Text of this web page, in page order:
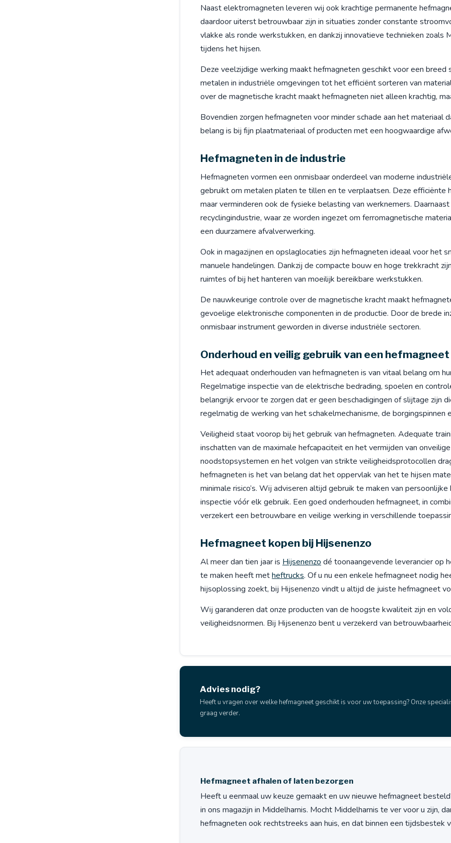
Naast elektromagneten leveren wij ook krachtige permanente
daardoor uiterst betrouwbaar zijn in situaties zonder constante
vlakke als ronde werkstukken, en dankzij innovatieve technieken
tijdens het hijsen.
Deze veelzijdige werking maakt hefmagneten geschikt voor een breed
metalen in industriële omgevingen tot het efficiënt sorteren van
over de magnetische kracht maakt hefmagneten niet alleen krachtig,
Bovendien zorgen hefmagneten voor minder schade aan het materiaal
belang is bij fijn plaatmateriaal of producten met een hoogwaardige
Hefmagneten in de industrie
Hefmagneten vormen een onmisbaar onderdeel van moderne
gebruikt om metalen platen te tillen en te verplaatsen. Deze
maar verminderen ook de fysieke belasting van werknemers.
recyclingindustrie, waar ze worden ingezet om ferromagnetische
een duurzamere afvalverwerking.
Ook in magazijnen en opslaglocaties zijn hefmagneten ideaal voor het
manuele handelingen. Dankzij de compacte bouw en hoge trekkracht
ruimtes of bij het hanteren van moeilijk bereikbare werkstukken.
De nauwkeurige controle over de magnetische kracht maakt
gevoelige elektronische componenten in de productie. Door de brede
onmisbaar instrument geworden in diverse industriële sectoren.
Onderhoud en veilig gebruik van een hefmagneet
Het adequaat onderhouden van hefmagneten is van vitaal belang om
Regelmatige inspectie van de elektrische bedrading, spoelen en
belangrijk ervoor te zorgen dat er geen beschadigingen of slijtage zijn
regelmatig de werking van het schakelmechanisme, de borgingspinnen
Veiligheid staat voorop bij het gebruik van hefmagneten. Adequate
inschatten van de maximale hefcapaciteit en het vermijden van
noodstopsystemen en het volgen van strikte veiligheidsprotocollen
hefmagneten is het van belang dat het oppervlak van het te hijsen
minimale risico’s. Wij adviseren altijd gebruik te maken van
inspectie vóór elk gebruik. Een goed onderhouden hefmagneet, in
verzekert een betrouwbare en veilige werking in verschillende
Hefmagneet kopen bij Hijsenenzo
Al meer dan tien jaar is Hijsenenzo dé toonaangevende leverancier op
te maken heeft metheftrucks. Of u nu een enkele hefmagneet nodig
hijsoplossing zoekt, bij Hijsenenzo vindt u altijd de juiste hefmagneet
Wij garanderen dat onze producten van de hoogste kwaliteit zijn en
veiligheidsnormen. Bij Hijsenenzo bent u verzekerd van
Advies nodig?
Heeft u vragen over welke hefmagneet geschikt is voor uw toepassing? Onze
graag verder.
Hefmagneet afhalen of laten bezorgen
Heeft u eenmaal uw keuze gemaakt en uw nieuwe hefmagneet
in ons magazijn in Middelharnis. Mocht Middelharnis te ver voor u zijn,
hefmagneten ook rechtstreeks aan huis, en dat binnen een tijdsbestek